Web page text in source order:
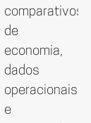
comparativos
de
economia,
dados
operacionais
e